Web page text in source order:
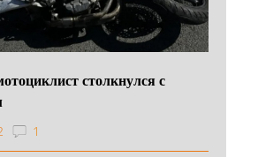
столкнулся с
1